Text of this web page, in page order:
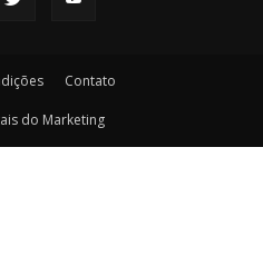
Contato
do Marketing